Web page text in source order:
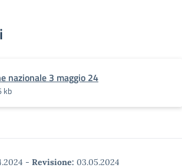
nazionale 3 maggio 24
kb
- Revisione: 03.05.2024